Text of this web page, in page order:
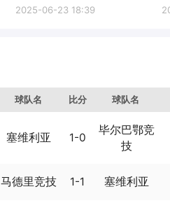
2025-06-23 18:39
球队名 比分 球队名
塞维利亚 1-0
毕尔巴鄂竞
技
马德里竞技 1-1 塞维利亚